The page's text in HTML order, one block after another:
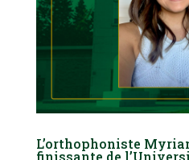
L’orthophoniste
finissante de